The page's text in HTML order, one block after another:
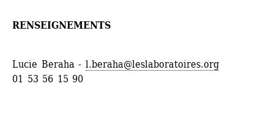
RENSEIGNEMENTS
Lucie Beraha - l.beraha@leslaboratoires.org
01 53 56 15 90